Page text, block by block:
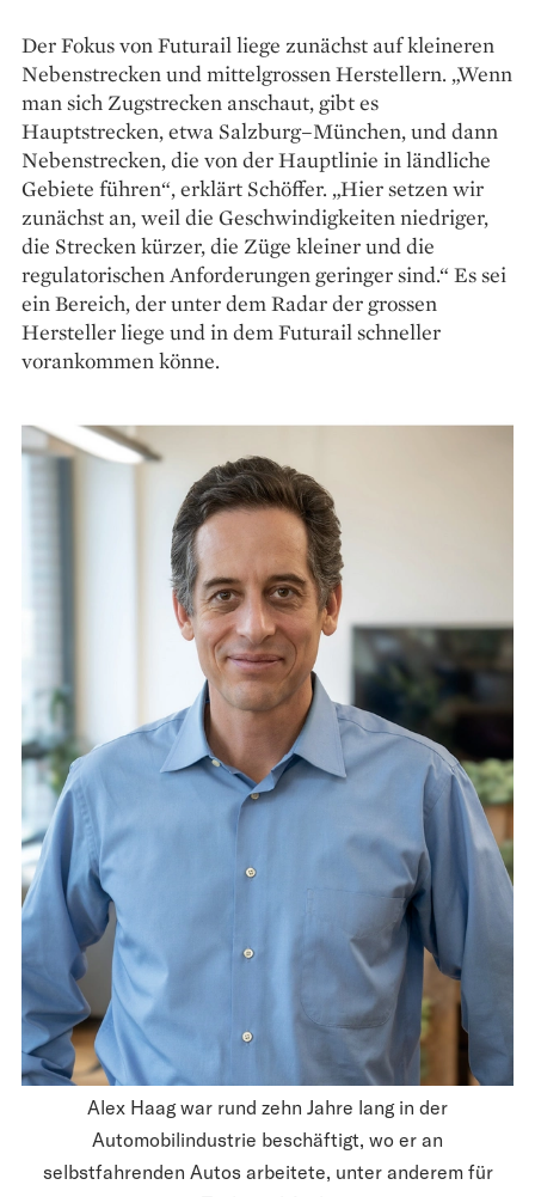
Der Fokus von Futurail liege zunächst auf kleineren
Neben­strecken und mittelgrossen Herstellern. „Wenn
man sich Zugstrecken anschaut, gibt es
Hauptstrecken, etwa Salzburg–München, und dann
Nebenstrecken, die von der Hauptlinie in ländliche
Gebiete führen“, erklärt Schöffer. „Hier setzen wir
zunächst an, weil die Geschwindigkeiten niedriger,
die Strecken kürzer, die Züge kleiner und die
regulatorischen Anforderungen geringer sind.“ Es sei
ein Bereich, der unter dem Radar der grossen
Hersteller liege und in dem Futurail schneller
vorankommen könne.
Alex Haag war rund zehn Jahre lang in der
Automobilindustrie beschäftigt, wo er an
selbstfahrenden Autos arbeitete, unter anderem für